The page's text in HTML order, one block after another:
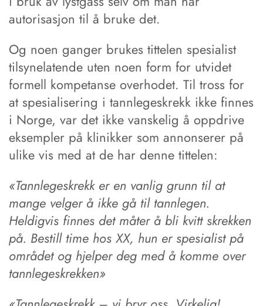
autorisasjon til å bruke det.
Og noen ganger brukes tittelen spesialist
tilsynelatende uten noen form for utvidet
formell kompetanse overhodet. Til tross for
at spesialisering i tannlegeskrekk ikke finnes
i Norge, var det ikke vanskelig å oppdrive
eksempler på klinikker som annonserer på
ulike vis med at de har denne tittelen:
«Tannlegeskrekk er en vanlig grunn til at
mange velger å ikke gå til tannlegen.
Heldigvis finnes det måter å bli kvitt skrekken
på. Bestill time hos XX, hun er spesialist på
området og hjelper deg med å komme over
tannlegeskrekken»